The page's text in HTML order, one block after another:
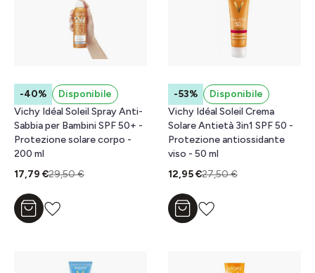
-40%
Disponibile
Vichy Idéal Soleil Spray Anti-
Sabbia per Bambini SPF 50+ -
Protezione solare corpo -
200 ml
17,79 €29,50 €
Aggiungi al carrello
-53%
Disponibile
Vichy Idéal Soleil Crema
Solare Antietà 3in1 SPF 50 -
Protezione antiossidante
viso - 50 ml
12,95 €27,50 €
Aggiungi al carrello